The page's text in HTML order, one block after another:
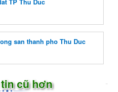
san thanh pho Thu Duc
cũ hơn